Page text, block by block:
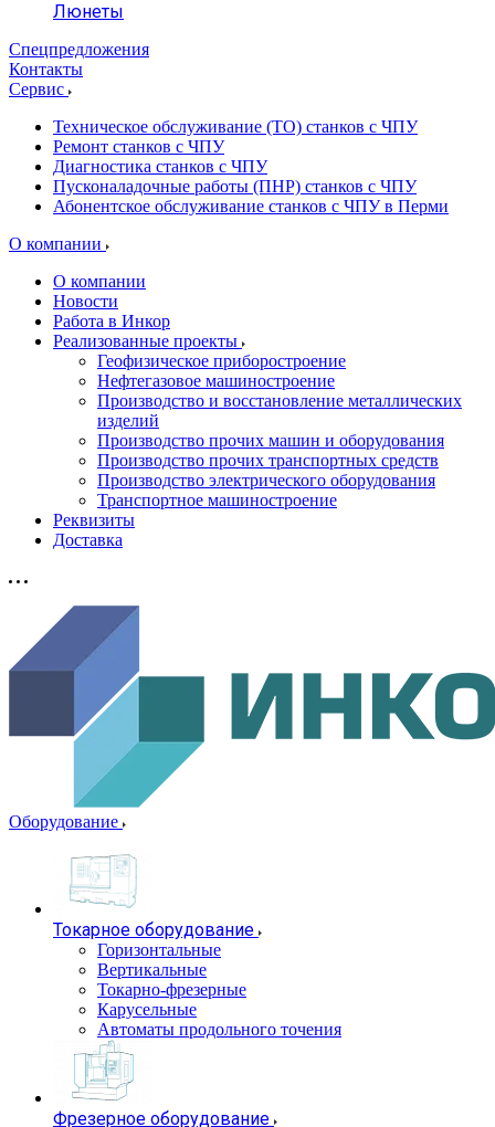
Люнеты
Спецпредложения
Контакты
Сервис
Техническое обслуживание (ТО) станков с ЧПУ
Ремонт станков с ЧПУ
Диагностика станков с ЧПУ
Пусконаладочные работы (ПНР) станков с ЧПУ
Абонентское обслуживание станков с ЧПУ в Перми
О компании
О компании
Новости
Работа в Инкор
Реализованные проекты
Геофизическое приборостроение
Нефтегазовое машиностроение
Производство и восстановление металлических
изделий
Производство прочих машин и оборудования
Производство прочих транспортных средств
Производство электрического оборудования
Транспортное машиностроение
Реквизиты
Доставка
Оборудование
Токарное оборудование
Горизонтальные
Вертикальные
Токарно-фрезерные
Карусельные
Автоматы продольного точения
Фрезерное оборудование